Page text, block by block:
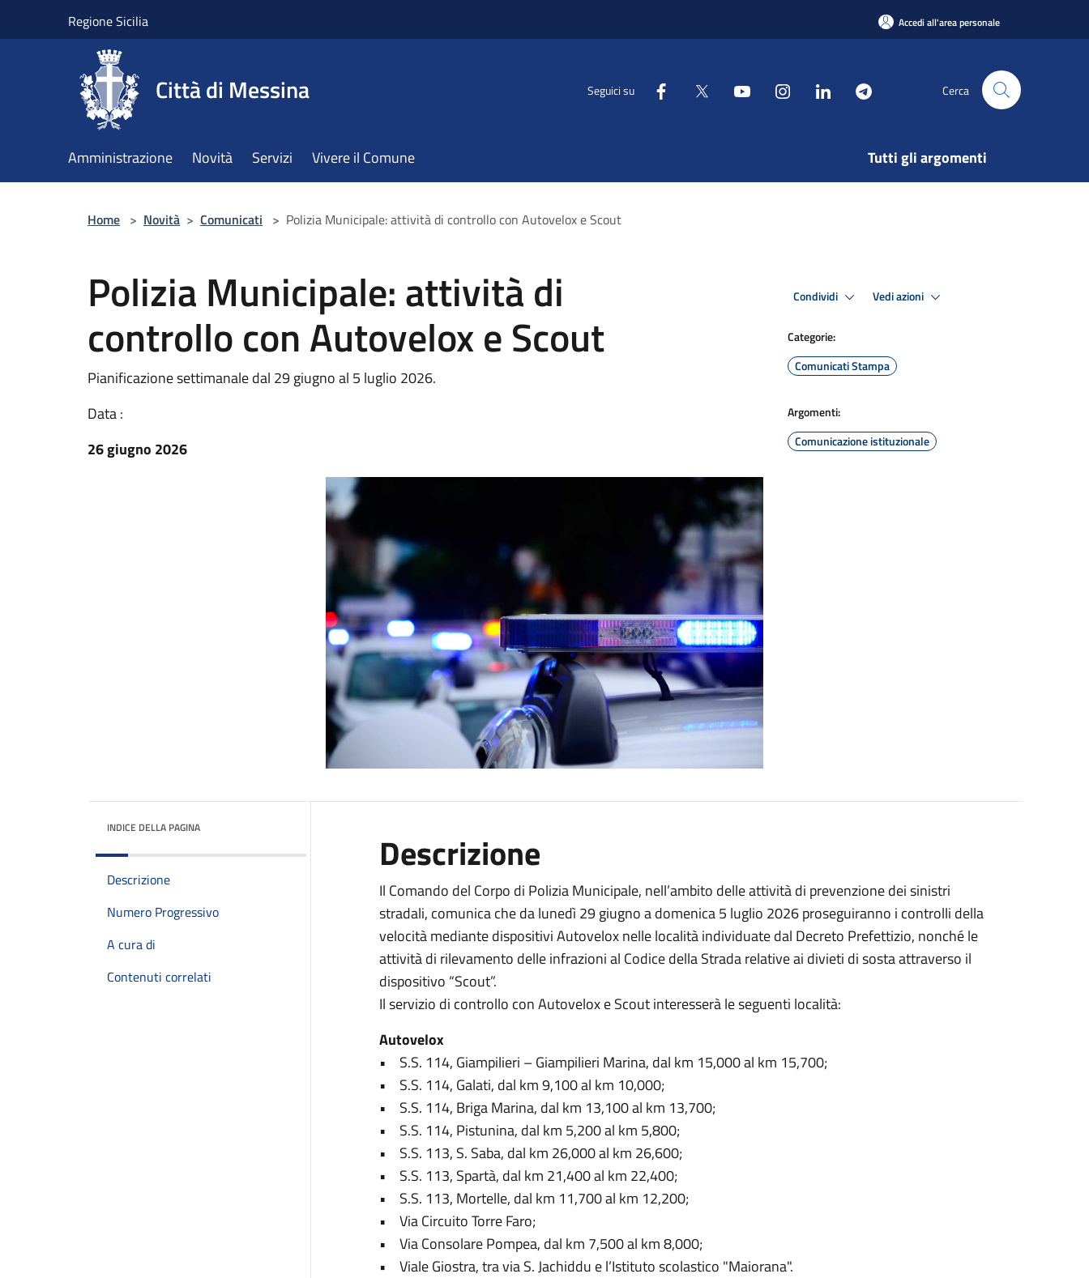
Regione Sicilia Accedi all'area personale
Città di Messina Seguici su Cerca
Amministrazione Novità Servizi Vivere il Comune Tutti gli argomenti
Home > Novità > Comunicati > Polizia Municipale: attività di controllo con Autovelox e Scout
Polizia Municipale: attività di
controllo con Autovelox e Scout
Pianificazione settimanale dal 29 giugno al 5 luglio 2026.
Data :
26 giugno 2026
Condividi Vedi azioni
Categorie:
Comunicati Stampa
Argomenti:
Comunicazione istituzionale
INDICE DELLA PAGINA
Descrizione
Numero Progressivo
A cura di
Contenuti correlati
Descrizione
Il Comando del Corpo di Polizia Municipale, nell’ambito delle attività di prevenzione dei sinistri
stradali, comunica che da lunedì 29 giugno a domenica 5 luglio 2026 proseguiranno i controlli della
velocità mediante dispositivi Autovelox nelle località individuate dal Decreto Prefettizio, nonché le
attività di rilevamento delle infrazioni al Codice della Strada relative ai divieti di sosta attraverso il
dispositivo “Scout”.
Il servizio di controllo con Autovelox e Scout interesserà le seguenti località:
Autovelox
• S.S. 114, Giampilieri – Giampilieri Marina, dal km 15,000 al km 15,700;
• S.S. 114, Galati, dal km 9,100 al km 10,000;
• S.S. 114, Briga Marina, dal km 13,100 al km 13,700;
• S.S. 114, Pistunina, dal km 5,200 al km 5,800;
• S.S. 113, S. Saba, dal km 26,000 al km 26,600;
• S.S. 113, Spartà, dal km 21,400 al km 22,400;
• S.S. 113, Mortelle, dal km 11,700 al km 12,200;
• Via Circuito Torre Faro;
• Via Consolare Pompea, dal km 7,500 al km 8,000;
• Viale Giostra, tra via S. Jachiddu e l’Istituto scolastico "Maiorana".